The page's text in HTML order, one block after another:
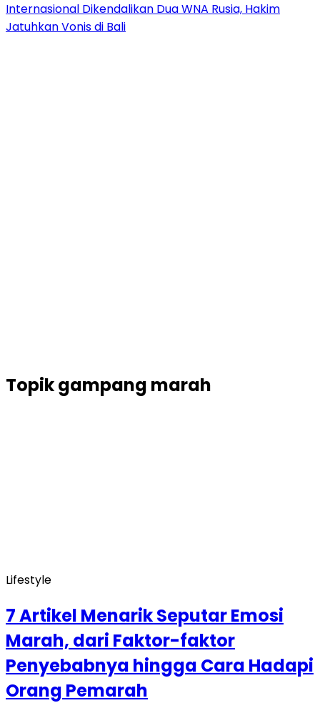
Internasional Dikendalikan Dua WNA Rusia, Hakim
Jatuhkan Vonis di Bali
Topikgampang marah
Lifestyle
7 Artikel Menarik Seputar Emosi
Marah, dari Faktor-faktor
Penyebabnya hingga Cara Hadapi
Orang Pemarah